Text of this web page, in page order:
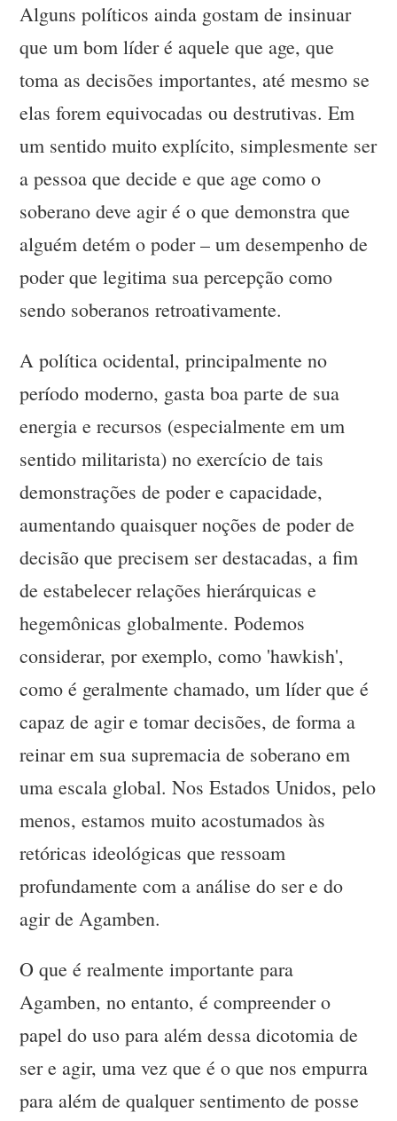
Alguns políticos ainda gostam de insinuar
que um bom líder é aquele que age, que
toma as decisões importantes, até mesmo se
elas forem equivocadas ou destrutivas. Em
um sentido muito explícito, simplesmente ser
a pessoa que decide e que age como o
soberano deve agir é o que demonstra que
alguém detém o poder – um desempenho de
poder que legitima sua percepção como
sendo soberanos retroativamente.
A política ocidental, principalmente no
período moderno, gasta boa parte de sua
energia e recursos (especialmente em um
sentido militarista) no exercício de tais
demonstrações de poder e capacidade,
aumentando quaisquer noções de poder de
decisão que precisem ser destacadas, a fim
de estabelecer relações hierárquicas e
hegemônicas globalmente. Podemos
considerar, por exemplo, como 'hawkish',
como é geralmente chamado, um líder que é
capaz de agir e tomar decisões, de forma a
reinar em sua supremacia de soberano em
uma escala global. Nos Estados Unidos, pelo
menos, estamos muito acostumados às
retóricas ideológicas que ressoam
profundamente com a análise do ser e do
agir de Agamben.
O que é realmente importante para
Agamben, no entanto, é compreender o
papel do uso para além dessa dicotomia de
ser e agir, uma vez que é o que nos empurra
para além de qualquer sentimento de posse